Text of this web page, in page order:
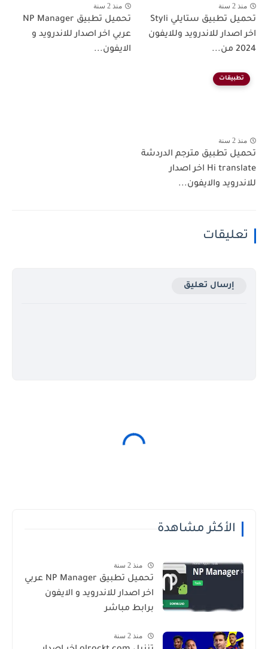
منذ 2 سنة
تحميل تطبيق ستايلي Styli
اخر اصدار للاندرويد وللايفون
2024 من...
منذ 2 سنة
تحميل تطبيق NP Manager
عربي اخر اصدار للاندرويد و
الايفون...
تطبيقات
منذ 2 سنة
تحميل تطبيق مترجم الدردشة
Hi translate اخر اصدار
للاندرويد والايفون...
تعليقات
إرسال تعليق
الأكثر مشاهدة
منذ 2 سنة
تحميل تطبيق NP Manager عربي
اخر اصدار للاندرويد و الايفون
برابط مباشر
منذ 2 سنة